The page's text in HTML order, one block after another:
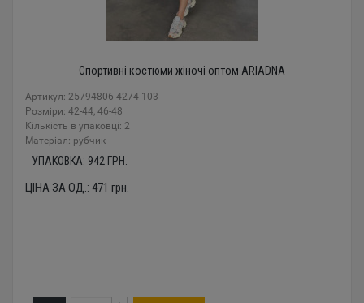
Спортивні костюми жіночі оптом ARIADNA
Артикул: 25794806 4274-103
Розміри: 42-44, 46-48
Кількість в упаковці: 2
Mатеріал: рубчик
УПАКОВКА: 942 ГРН.
ЦІНА ЗА ОД.: 471 грн.